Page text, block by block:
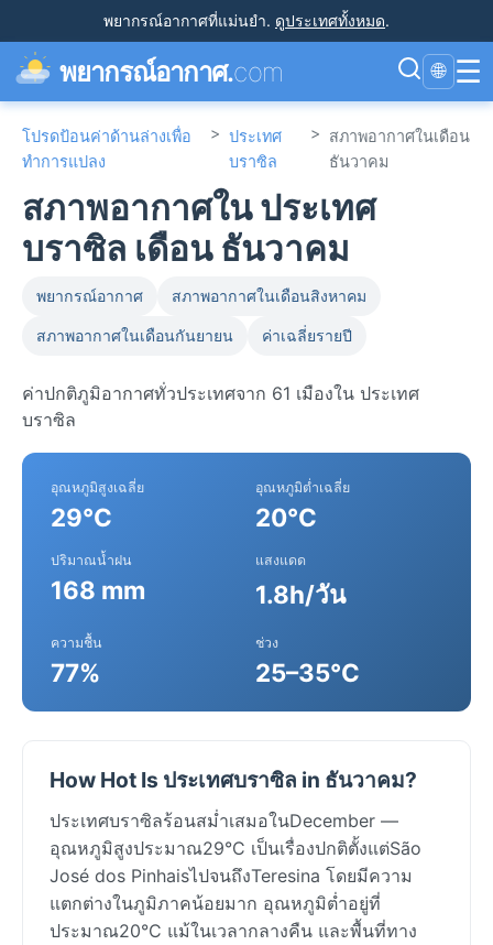
พยากรณ์อากาศที่แม่นยำ. ดูประเทศทั้งหมด.
พยากรณ์อากาศ.com 🌐 ☰
โปรดป้อนค่าด้านล่างเพื่อ
ทำการแปลง
> ประเทศ
บราซิล
> สภาพอากาศในเดือน
ธันวาคม
สภาพอากาศใน ประเทศ
บราซิล เดือน ธันวาคม
พยากรณ์อากาศ สภาพอากาศในเดือนสิงหาคม
สภาพอากาศในเดือนกันยายน ค่าเฉลี่ยรายปี
ค่าปกติภูมิอากาศทั่วประเทศจาก 61 เมืองใน ประเทศ
บราซิล
อุณหภูมิสูงเฉลี่ย
29°C
อุณหภูมิต่ำเฉลี่ย
20°C
ปริมาณน้ำฝน
168 mm
แสงแดด
1.8h/วัน
ความชื้น
77%
ช่วง
25–35°C
How Hot Is ประเทศบราซิล in ธันวาคม?
ประเทศบราซิลร้อนสม่ำเสมอในDecember —
อุณหภูมิสูงประมาณ29°C เป็นเรื่องปกติตั้งแต่São
José dos PinhaisไปจนถึงTeresina โดยมีความ
แตกต่างในภูมิภาคน้อยมาก อุณหภูมิต่ำอยู่ที่
ประมาณ20°C แม้ในเวลากลางคืน และพื้นที่ทาง